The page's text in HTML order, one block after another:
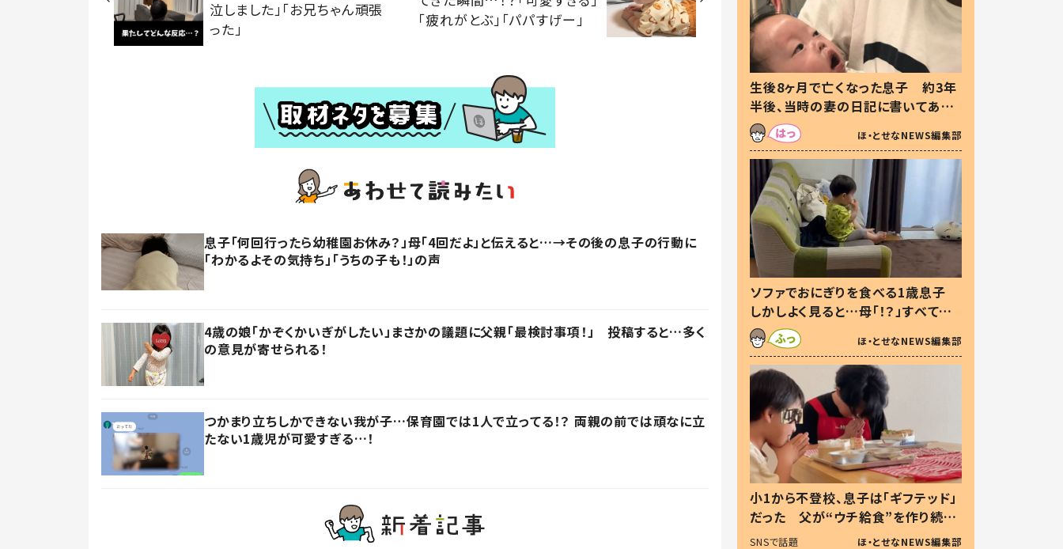
泣しました」「お兄ちゃん頑張
った」
「疲れがとぶ」「パパすげー」
息子「何回行ったら幼稚園お休み？」母「4回だよ」と伝えると…→その後の息子の行動に
「わかるよその気持ち」「うちの子も！」の声
4歳の娘「かぞくかいぎがしたい」まさかの議題に父親「最検討事項！」 投稿すると…多く
の意見が寄せられる！
つかまり立ちしかできない我が子…保育園では1人で立ってる！？ 両親の前では頑なに立
たない1歳児が可愛すぎる…！
生後8ヶ月で亡くなった息子 約3年
半後、当時の妻の日記に書いてあっ
た本音とは
ほ・とせなNEWS編集部
ソファでおにぎりを食べる1歳息子
しかしよく見ると…母「！？」すべてを
察した母の投稿に「可愛いから許
す！」「現行犯〜」
ほ・とせなNEWS編集部
小1から不登校、息子は「ギフテッド」
だった 父が“ウチ給食”を作り続け
る理由とは #令和の親 #令和の子
SNSで話題 ほ・とせなNEWS編集部